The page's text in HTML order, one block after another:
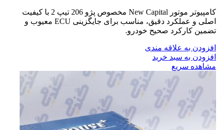
کامپیوتر موتور New Capital مخصوص پژو 206 تیپ 2 با کیفیت
اصلی و عملکرد دقیق، مناسب برای جایگزینی ECU معیوب و
تضمین کارکرد صحیح خودرو.
افزودن به علاقه مندی
افزودن به سبد خرید
مشاهده سریع